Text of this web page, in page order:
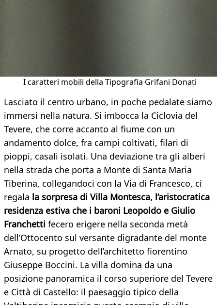
I caratteri mobili della Tipografia Grifani Donati
Lasciato il centro urbano, in poche pedalate siamo
immersi nella natura. Si imbocca la Ciclovia del
Tevere, che corre accanto al fiume con un
andamento dolce, fra campi coltivati, filari di
pioppi, casali isolati. Una deviazione tra gli alberi
nella strada che porta a Monte di Santa Maria
Tiberina, collegandoci con la Via di Francesco, ci
regala la sorpresa di Villa Montesca, l’aristocratica
residenza estiva che i baroni Leopoldo e Giulio
Franchetti fecero erigere nella seconda metà
dell’Ottocento sul versante digradante del monte
Arnato, su progetto dell’architetto fiorentino
Giuseppe Boccini. La villa domina da una
posizione panoramica il corso superiore del Tevere
e Città di Castello: il paesaggio tipico della